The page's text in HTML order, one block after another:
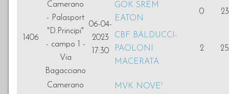
1406
Camerano
- Palasport
"D.Principi"
- campo 1 -
Via
Bagacciano
06-04-
2023
17:30
GOK SREM
EATON
0 23
CBF BALDUCCI-
PAOLONI
MACERATA
2 25
Camerano
MVK NOVE'